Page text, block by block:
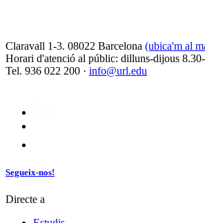
Claravall 1-3. 08022 Barcelona (ubica'm al
Horari d'atenció al públic: dilluns-dijous
Tel. 936 022 200 · info@url.edu
Segueix-nos!
Directe a